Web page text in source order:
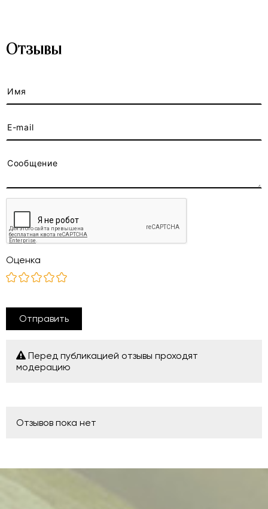
Отзывы
Оценка
Отправить
Перед публикацией отзывы проходят
модерацию
Отзывов пока нет